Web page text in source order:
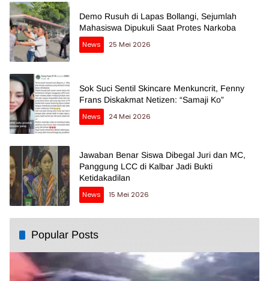
Demo Rusuh di Lapas Bollangi, Sejumlah
Mahasiswa Dipukuli Saat Protes Narkoba
News
25 Mei 2026
Sok Suci Sentil Skincare Menkuncrit, Fenny
Frans Diskakmat Netizen: “Samaji Ko”
News
24 Mei 2026
Jawaban Benar Siswa Dibegal Juri dan MC,
Panggung LCC di Kalbar Jadi Bukti
Ketidakadilan
News
15 Mei 2026
Popular Posts